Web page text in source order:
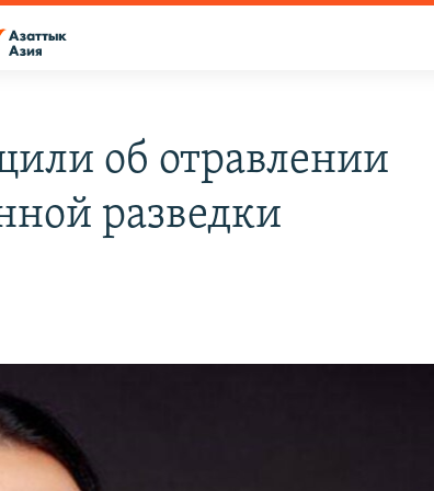
об отравлении
разведки